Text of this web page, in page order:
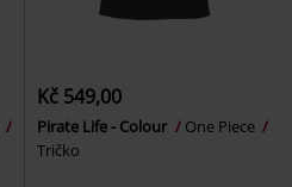
Kč 549,00
Pirate Life - Colour
One Piece
Tričko